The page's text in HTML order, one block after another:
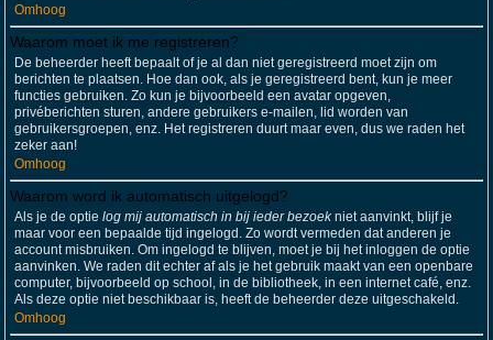
Omhoog
Waarom moet ik me registreren?
De beheerder heeft bepaalt of je al dan niet geregistreerd moet zijn om
berichten te plaatsen. Hoe dan ook, als je geregistreerd bent, kun je meer
functies gebruiken. Zo kun je bijvoorbeeld een avatar opgeven,
privéberichten sturen, andere gebruikers e-mailen, lid worden van
gebruikersgroepen, enz. Het registreren duurt maar even, dus we raden het
zeker aan!
Omhoog
Waarom word ik automatisch uitgelogd?
Als je de optie log mij automatisch in bij ieder bezoekniet aanvinkt, blijf je
maar voor een bepaalde tijd ingelogd. Zo wordt vermeden dat anderen je
account misbruiken. Om ingelogd te blijven, moet je bij het inloggen de optie
aanvinken. We raden dit echter af als je het gebruik maakt van een openbare
computer, bijvoorbeeld op school, in de bibliotheek, in een internet café, enz.
Als deze optie niet beschikbaar is, heeft de beheerder deze uitgeschakeld.
Omhoog